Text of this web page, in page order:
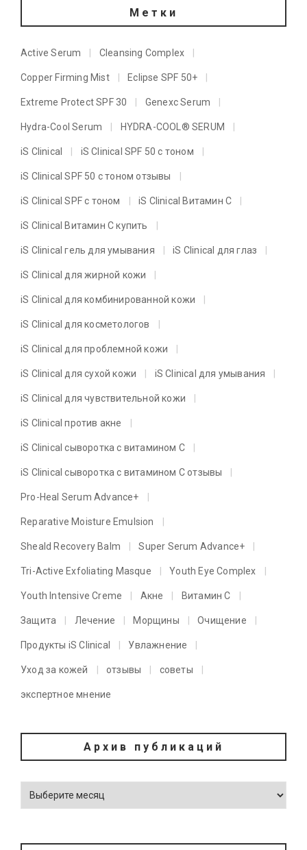
Метки
Active Serum Cleansing Complex
Copper Firming Mist Eclipse SPF 50+
Extreme Protect SPF 30 Genexc Serum
Hydra-Cool Serum HYDRA-COOL® SERUM
iS Clinical iS Clinical SPF 50 с тоном
iS Clinical SPF 50 с тоном отзывы
iS Clinical SPF с тоном iS Clinical Витамин C
iS Clinical Витамин C купить
iS Clinical гель для умывания iS Clinical для глаз
iS Clinical для жирной кожи
iS Clinical для комбинированной кожи
iS Clinical для косметологов
iS Clinical для проблемной кожи
iS Clinical для сухой кожи iS Clinical для умывания
iS Clinical для чувствительной кожи
iS Clinical против акне
iS Clinical сыворотка с витамином C
iS Clinical сыворотка с витамином C отзывы
Pro-Heal Serum Advance+
Reparative Moisture Emulsion
Sheald Recovery Balm Super Serum Advance+
Tri-Active Exfoliating Masque Youth Eye Complex
Youth Intensive Creme Акне Витамин C
Защита Лечение Морщины Очищение
Продукты iS Clinical Увлажнение
Уход за кожей отзывы советы
экспертное мнение
Архив публикаций